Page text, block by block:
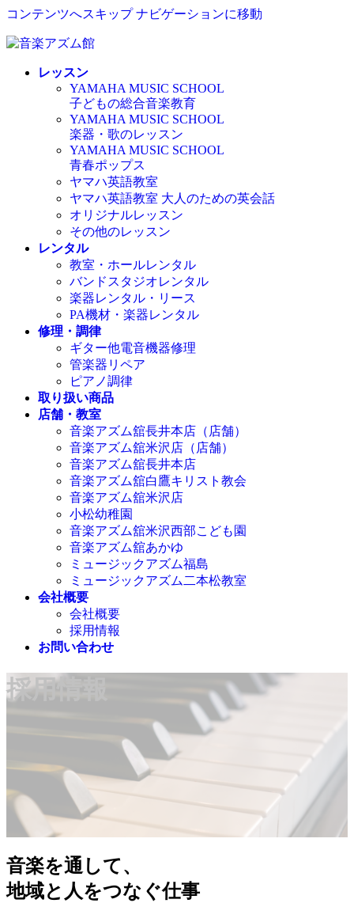
コンテンツへスキップ ナビゲーションに移動
レッスン
YAMAHA MUSIC SCHOOL
子どもの総合音楽教育
YAMAHA MUSIC SCHOOL
楽器・歌のレッスン
YAMAHA MUSIC SCHOOL
青春ポップス
ヤマハ英語教室
ヤマハ英語教室 大人のための英会話
オリジナルレッスン
その他のレッスン
レンタル
教室・ホールレンタル
バンドスタジオレンタル
楽器レンタル・リース
PA機材・楽器レンタル
修理・調律
ギター他電音機器修理
管楽器リペア
ピアノ調律
取り扱い商品
店舗・教室
音楽アズム舘長井本店（店舗）
音楽アズム舘米沢店（店舗）
音楽アズム舘長井本店
音楽アズム舘白鷹キリスト教会
音楽アズム舘米沢店
小松幼稚園
音楽アズム舘米沢西部こども園
音楽アズム舘あかゆ
ミュージックアズム福島
ミュージックアズム二本松教室
会社概要
会社概要
採用情報
お問い合わせ
採用情報
音楽を通して、
地域と人をつなぐ仕事